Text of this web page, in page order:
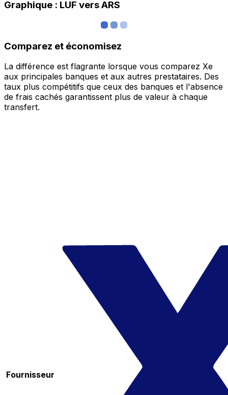
Graphique : LUF vers ARS
Comparez et économisez
La différence est flagrante lorsque vous comparez Xe
aux principales banques et aux autres prestataires. Des
taux plus compétitifs que ceux des banques et l'absence
de frais cachés garantissent plus de valeur à chaque
transfert.
Fournisseur